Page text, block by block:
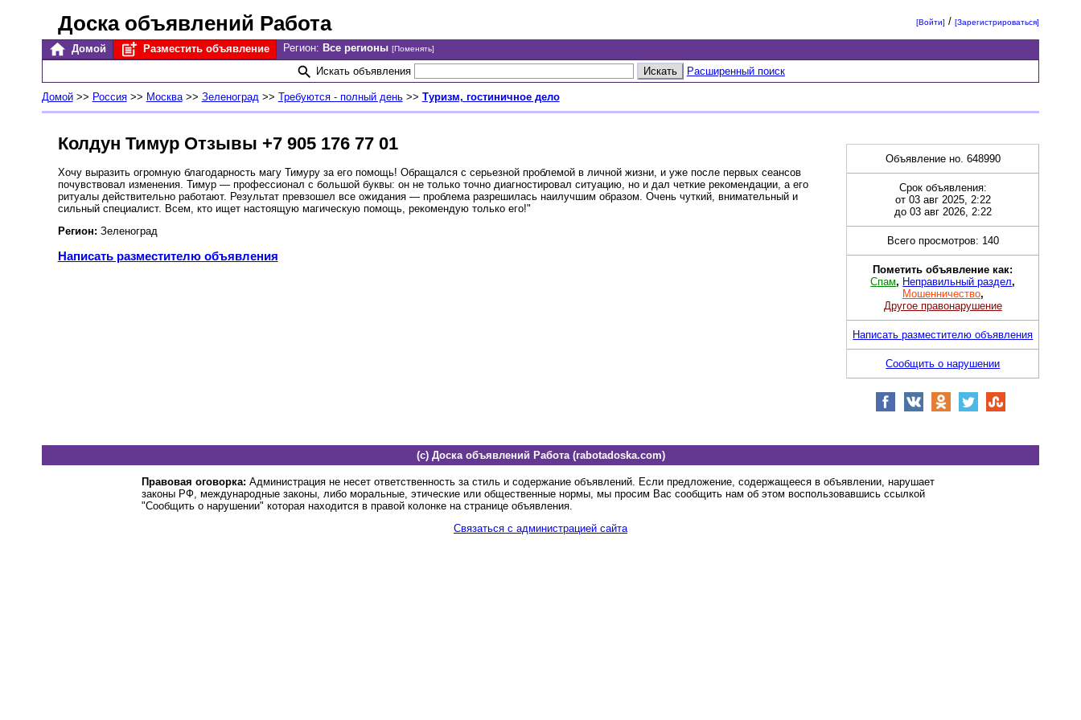
Доска объявлений Работа [Войти] /[Зарегистрироваться]
Домой Разместить объявление Регион: Все регионы [Поменять]
Искать объявления Расширенный поиск
Домой>> Россия>> Москва>> Зеленоград>> Требуются - полный день>> Туризм, гостиничное дело
Колдун Тимур Отзывы +7 905 176 77 01
Хочу выразить огромную благодарность магу Тимуру за его помощь! Обращался с серьезной проблемой в личной жизни, и уже после первых сеансов
почувствовал изменения. Тимур — профессионал с большой буквы: он не только точно диагностировал ситуацию, но и дал четкие рекомендации, а его
ритуалы действительно работают. Результат превзошел все ожидания — проблема разрешилась наилучшим образом. Очень чуткий, внимательный и
сильный специалист. Всем, кто ищет настоящую магическую помощь, рекомендую только его!"
Регион: Зеленоград
Написать разместителю объявления
Объявление но. 648990
Срок объявления:
от 03 авг 2025, 2:22
до 03 авг 2026, 2:22
Всего просмотров: 140
Пометить объявление как:
Спам, Неправильный раздел,
Мошенничество,
Другое правонарушение
Написать разместителю объявления
Сообщить о нарушении
(c) Доска объявлений Работа (rabotadoska.com)
Правовая оговорка: Администрация не несет ответственность за стиль и содержание объявлений. Если предложение, содержащееся в объявлении, нарушает
законы РФ, международные законы, либо моральные, этические или общественные нормы, мы просим Вас сообщить нам об этом воспользовавшись ссылкой
"Сообщить о нарушении" которая находится в правой колонке на странице объявления.
Связаться с администрацией сайта